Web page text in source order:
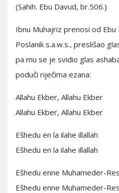
(Sahih. Ebu Davud, br.506.)
Ibnu Muhajriz prenosi od Ebu
Poslanik s.a.w.s., preslišao
pa mu se je svidio glas
poduči riječima ezana:
Allahu Ekber, Allahu Ekber
Allahu Ekber, Allahu Ekber
Ešhedu en la ilahe illallah
Ešhedu en la ilahe illallah
Ešhedu enne Muhameder-
Ešhedu enne Muhameder-